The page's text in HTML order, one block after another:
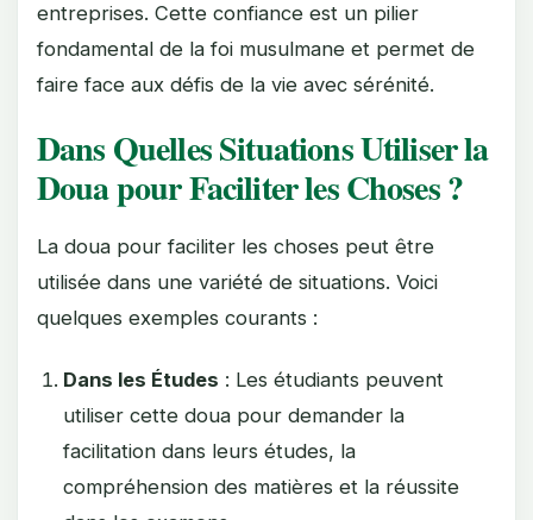
entreprises. Cette confiance est un pilier
fondamental de la foi musulmane et permet de
faire face aux défis de la vie avec sérénité.
Dans Quelles Situations Utiliser la
Doua pour Faciliter les Choses ?
La doua pour faciliter les choses peut être
utilisée dans une variété de situations. Voici
quelques exemples courants :
Dans les Études : Les étudiants peuvent
utiliser cette doua pour demander la
facilitation dans leurs études, la
compréhension des matières et la réussite